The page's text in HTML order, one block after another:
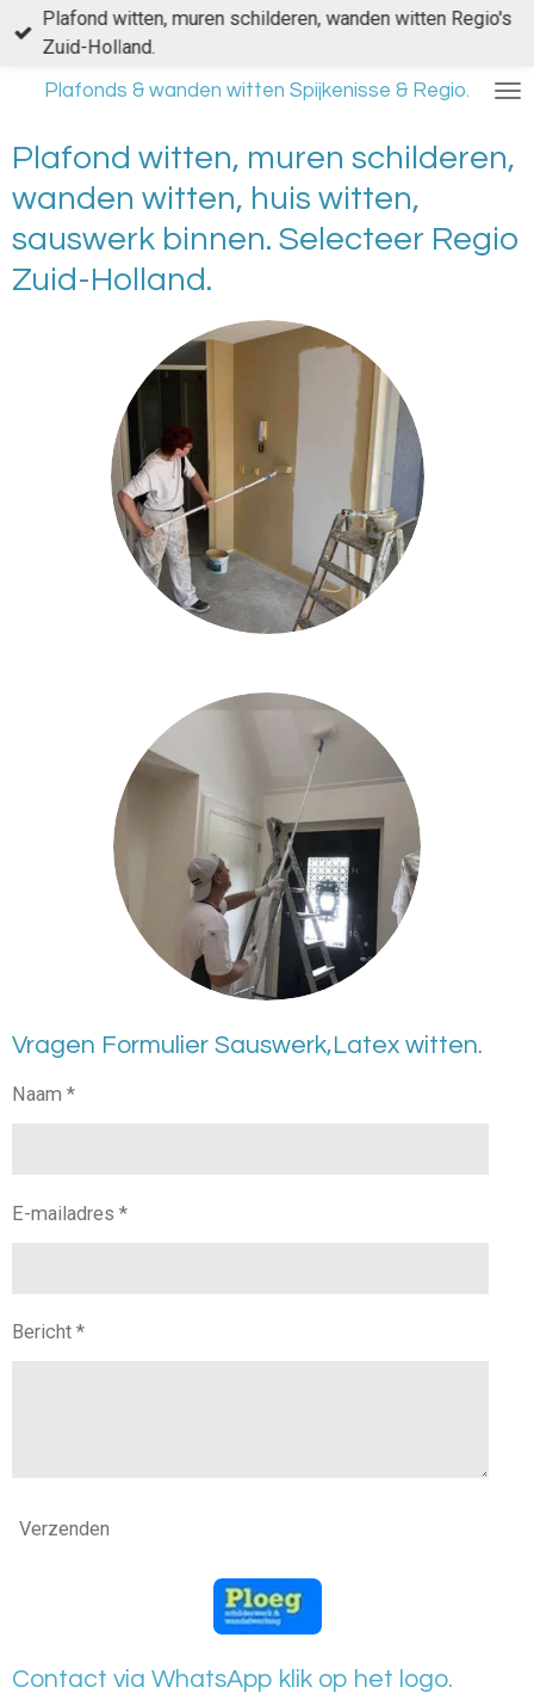
Ga
direct
naarPlafonds & wanden witten Spijkenisse & Regio.
Plafond witten, muren schilderen, wanden witten Regio's
Zuid-Holland.
Plafond witten, muren schilderen,
wanden witten, huis witten,
sauswerk binnen. Selecteer Regio
Zuid-Holland.
Vragen Formulier Sauswerk,Latex witten.
Naam *
E-mailadres *
Bericht *
Verzenden
Contact via WhatsApp klik op het logo.